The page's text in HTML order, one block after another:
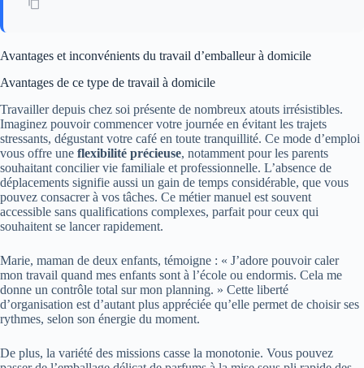
Avantages et inconvénients du travail d’emballeur à domicile
Avantages de ce type de travail à domicile
Travailler depuis chez soi présente de nombreux atouts irrésistibles.
Imaginez pouvoir commencer votre journée en évitant les trajets
stressants, dégustant votre café en toute tranquillité. Ce mode d’emploi
vous offre une flexibilité précieuse, notamment pour les parents
souhaitant concilier vie familiale et professionnelle. L’absence de
déplacements signifie aussi un gain de temps considérable, que vous
pouvez consacrer à vos tâches. Ce métier manuel est souvent
accessible sans qualifications complexes, parfait pour ceux qui
souhaitent se lancer rapidement.
Marie, maman de deux enfants, témoigne : « J’adore pouvoir caler
mon travail quand mes enfants sont à l’école ou endormis. Cela me
donne un contrôle total sur mon planning. » Cette liberté
d’organisation est d’autant plus appréciée qu’elle permet de choisir ses
rythmes, selon son énergie du moment.
De plus, la variété des missions casse la monotonie. Vous pouvez